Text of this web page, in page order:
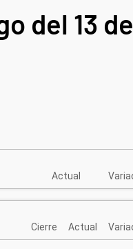
del 13 de